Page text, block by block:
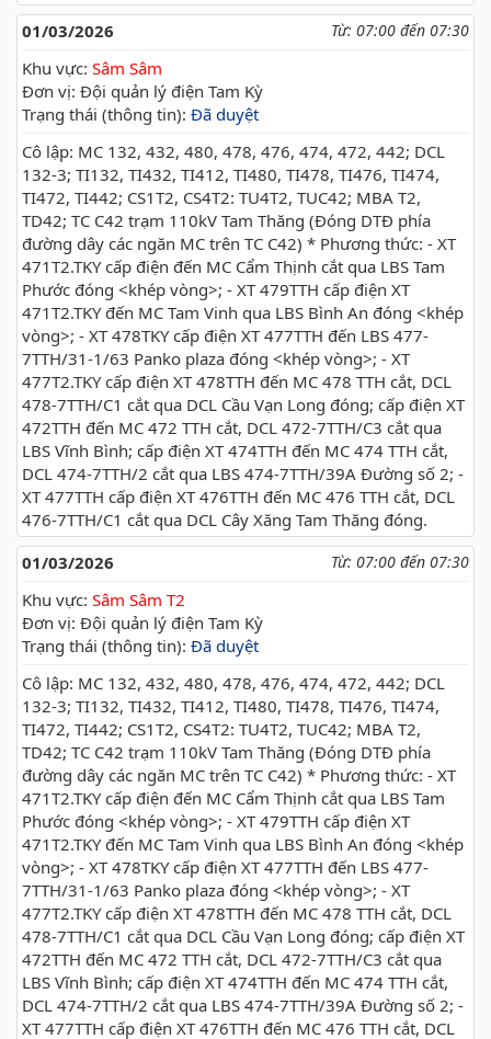
01/03/2026
Từ: 07:00 đến 07:30
Khu vực: Sâm Sâm
Đơn vị: Đội quản lý điện Tam Kỳ
Trạng thái (thông tin): Đã duyệt
Cô lập: MC 132, 432, 480, 478, 476, 474, 472, 442; DCL
132-3; TI132, TI432, TI412, TI480, TI478, TI476, TI474,
TI472, TI442; CS1T2, CS4T2: TU4T2, TUC42; MBA T2,
TD42; TC C42 trạm 110kV Tam Thăng (Đóng DTĐ phía
đường dây các ngăn MC trên TC C42) * Phương thức: - XT
471T2.TKY cấp điện đến MC Cẩm Thịnh cắt qua LBS Tam
Phước đóng <khép vòng>; - XT 479TTH cấp điện XT
471T2.TKY đến MC Tam Vinh qua LBS Bình An đóng <khép
vòng>; - XT 478TKY cấp điện XT 477TTH đến LBS 477-
7TTH/31-1/63 Panko plaza đóng <khép vòng>; - XT
477T2.TKY cấp điện XT 478TTH đến MC 478 TTH cắt, DCL
478-7TTH/C1 cắt qua DCL Cầu Vạn Long đóng; cấp điện XT
472TTH đến MC 472 TTH cắt, DCL 472-7TTH/C3 cắt qua
LBS Vĩnh Bình; cấp điện XT 474TTH đến MC 474 TTH cắt,
DCL 474-7TTH/2 cắt qua LBS 474-7TTH/39A Đường số 2; -
XT 477TTH cấp điện XT 476TTH đến MC 476 TTH cắt, DCL
476-7TTH/C1 cắt qua DCL Cây Xăng Tam Thăng đóng.
01/03/2026
Từ: 07:00 đến 07:30
Khu vực: Sâm Sâm T2
Đơn vị: Đội quản lý điện Tam Kỳ
Trạng thái (thông tin): Đã duyệt
Cô lập: MC 132, 432, 480, 478, 476, 474, 472, 442; DCL
132-3; TI132, TI432, TI412, TI480, TI478, TI476, TI474,
TI472, TI442; CS1T2, CS4T2: TU4T2, TUC42; MBA T2,
TD42; TC C42 trạm 110kV Tam Thăng (Đóng DTĐ phía
đường dây các ngăn MC trên TC C42) * Phương thức: - XT
471T2.TKY cấp điện đến MC Cẩm Thịnh cắt qua LBS Tam
Phước đóng <khép vòng>; - XT 479TTH cấp điện XT
471T2.TKY đến MC Tam Vinh qua LBS Bình An đóng <khép
vòng>; - XT 478TKY cấp điện XT 477TTH đến LBS 477-
7TTH/31-1/63 Panko plaza đóng <khép vòng>; - XT
477T2.TKY cấp điện XT 478TTH đến MC 478 TTH cắt, DCL
478-7TTH/C1 cắt qua DCL Cầu Vạn Long đóng; cấp điện XT
472TTH đến MC 472 TTH cắt, DCL 472-7TTH/C3 cắt qua
LBS Vĩnh Bình; cấp điện XT 474TTH đến MC 474 TTH cắt,
DCL 474-7TTH/2 cắt qua LBS 474-7TTH/39A Đường số 2; -
XT 477TTH cấp điện XT 476TTH đến MC 476 TTH cắt, DCL